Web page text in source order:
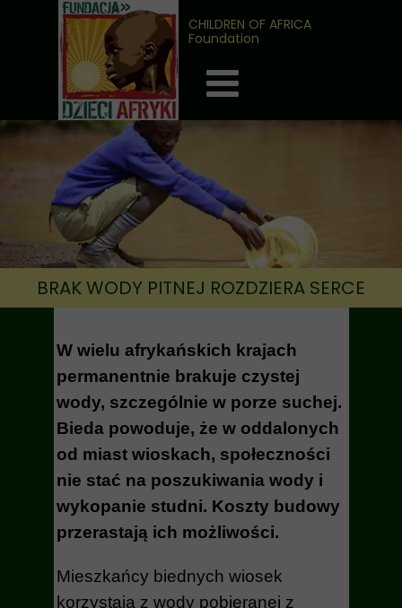
BRAK WODY PITNEJ ROZDZIERA SERCE
W wielu afrykańskich krajach
permanentnie brakuje czystej
wody, szczególnie w porze suchej.
Bieda powoduje, że w oddalonych
od miast wioskach, społeczności
nie stać na poszukiwania wody i
wykopanie studni. Koszty budowy
przerastają ich możliwości.
Mieszkańcy biednych wiosek
korzystają z wody pobieranej z
CHILDREN OF AFRICA
Foundation